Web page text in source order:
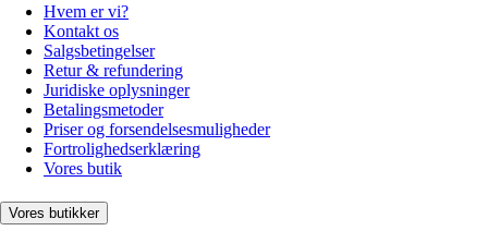
Hvem er vi?
Kontakt os
Salgsbetingelser
Retur & refundering
Juridiske oplysninger
Betalingsmetoder
Priser og forsendelsesmuligheder
Fortrolighedserklæring
Vores butik
Vores butikker